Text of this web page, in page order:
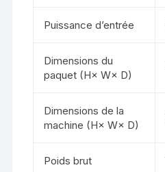
Puissance d’entrée
Dimensions du
paquet (H× W× D)
Dimensions de la
machine (H× W× D)
Poids brut